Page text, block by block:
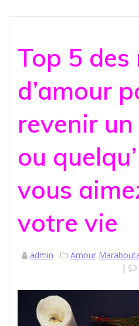
Top 5 des
d’amour
revenir
ou
vous
votre vie
admin Amour
|